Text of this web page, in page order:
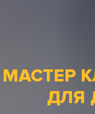
МАСТЕР
ДЛЯ